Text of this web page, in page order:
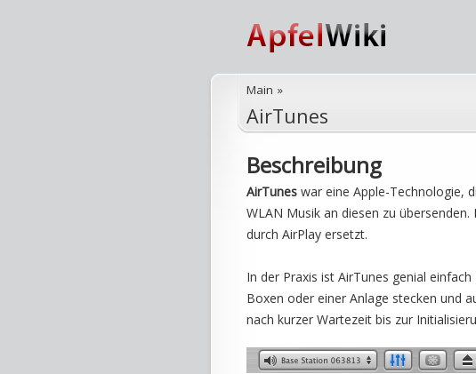
Main »
AirTunes
Beschreibung
AirTunes war eine Apple-Technologie,
WLAN Musik an diesen zu
durch AirPlay ersetzt.
In der Praxis ist AirTunes genial
Boxen oder einer Anlage stecken und
nach kurzer Wartezeit bis zur